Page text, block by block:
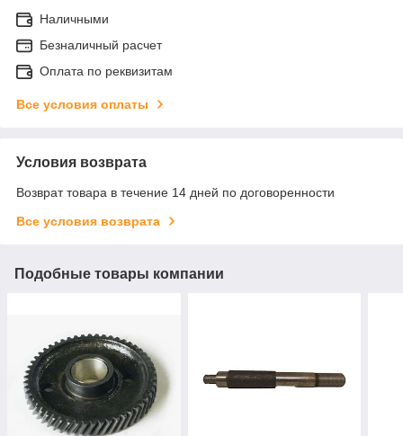
Наличными
Безналичный расчет
Оплата по реквизитам
Все условия оплаты
Условия возврата
Возврат товара в течение 14 дней по договоренности
Все условия возврата
Подобные товары компании